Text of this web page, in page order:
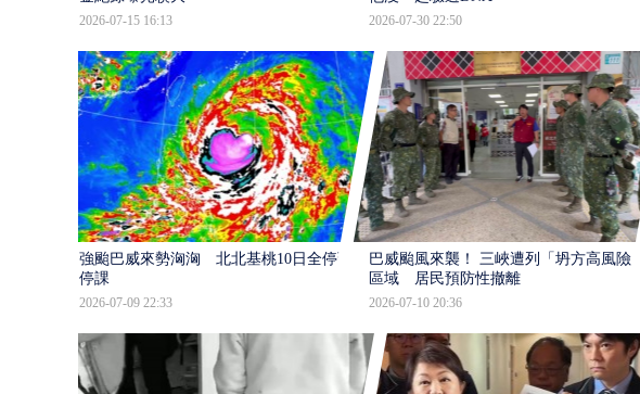
2026-07-15 16:13 2026-07-30 22:50
強颱巴威來勢洶洶 北北基桃10日全停班
停課
2026-07-09 22:33
巴威颱風來襲！ 三峽遭列「坍方高風險」
區域 居民預防性撤離
2026-07-10 20:36